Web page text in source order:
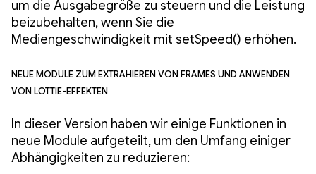
um die Ausgabegröße zu steuern und die Leistung
beizubehalten, wenn Sie die
Mediengeschwindigkeit mit setSpeed() erhöhen.
Neue Module zum Extrahieren von Frames und Anwenden
von Lottie-Effekten
In dieser Version haben wir einige Funktionen in
neue Module aufgeteilt, um den Umfang einiger
Abhängigkeiten zu reduzieren: